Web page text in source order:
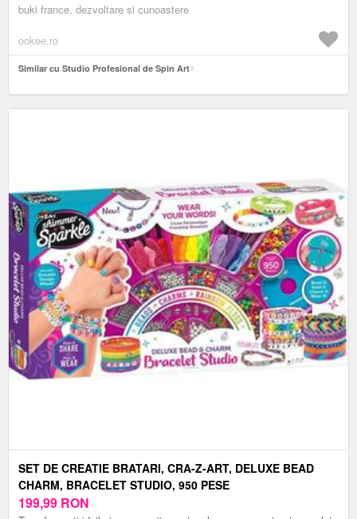
buki france, dezvoltare si cunoastere
ookee.ro
Similar cu Studio Profesional de Spin Art
SET DE CREATIE BRATARI, CRA-Z-ART, DELUXE BEAD
CHARM, BRACELET STUDIO, 950 PESE
199,99 RON